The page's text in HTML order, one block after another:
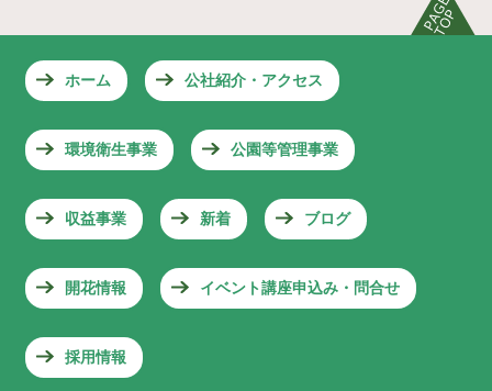
ホーム 公社紹介・アクセス
環境衛生事業 公園等管理事業
収益事業 新着 ブログ
開花情報 イベント講座申込み・問合せ
採用情報